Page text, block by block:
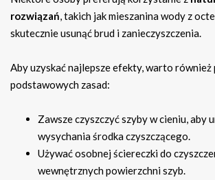
rozwiązań, takich jak mieszanina wody z
skutecznie usunąć brud i zanieczyszczenia.
Aby uzyskać najlepsze efekty, warto
podstawowych zasad:
Zawsze czyszczyć szyby w cieniu, aby
wysychania środka czyszczącego.
Używać osobnej ściereczki do
wewnętrznych powierzchni szyb.